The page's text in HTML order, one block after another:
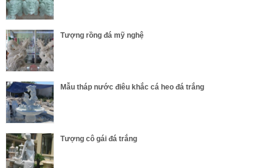
Tượng rồng đá mỹ nghệ
Mẫu tháp nước điêu khắc cá heo đá trắng
Tượng cô gái đá trắng